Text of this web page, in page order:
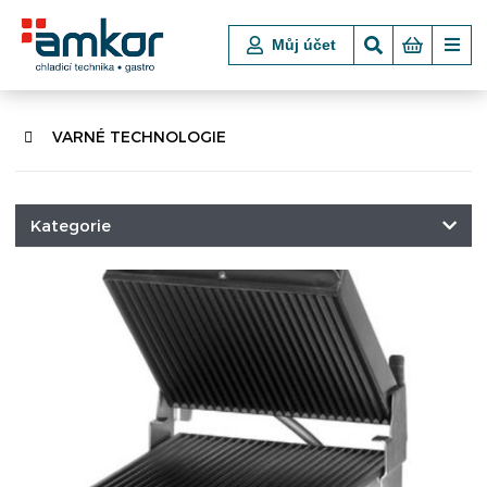
Můj účet
VARNÉ TECHNOLOGIE
Kategorie
CHLADICÍ A MRAZICÍ TECHNIKA
POKLADNÍ BOXY
VSTUPNÍ TURNIKETY, ZÁBRANY
NÁKUPNÍ KOŠE A VOZÍKY